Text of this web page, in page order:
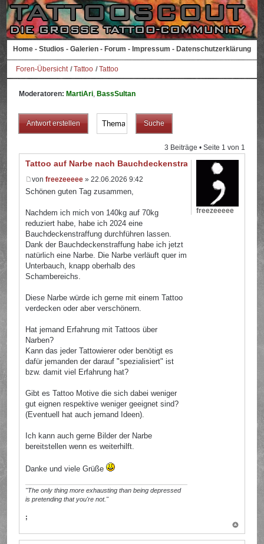
Home - Studios - Galerien - Forum - Impressum - Datenschutzerklärung
Foren-Übersicht Tattoo Tattoo
Moderatoren: MartiAri, BassSultan
Antwort erstellen
3 Beiträge • Seite 1 von 1
Tattoo auf Narbe nach Bauchdeckenstraffung
vonfreezeeeee » 22.06.2026 9:42
Schönen guten Tag zusammen,
Nachdem ich mich von 140kg auf 70kg
reduziert habe, habe ich 2024 eine
Bauchdeckenstraffung durchführen lassen.
Dank der Bauchdeckenstraffung habe ich jetzt
natürlich eine Narbe. Die Narbe verläuft quer im
Unterbauch, knapp oberhalb des
Schambereichs.
Diese Narbe würde ich gerne mit einem Tattoo
verdecken oder aber verschönern.
Hat jemand Erfahrung mit Tattoos über
Narben?
Kann das jeder Tattowierer oder benötigt es
dafür jemanden der darauf "spezialisiert" ist
bzw. damit viel Erfahrung hat?
Gibt es Tattoo Motive die sich dabei weniger
gut eignen respektive weniger geeignet sind?
(Eventuell hat auch jemand Ideen).
Ich kann auch gerne Bilder der Narbe
bereitstellen wenn es weiterhilft.
Danke und viele Grüße
"The only thing more exhausting than being depressed
is pretending that you're not."
;
freezeeeee